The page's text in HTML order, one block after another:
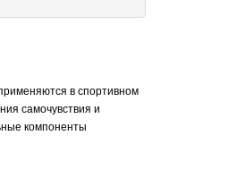
в спортивном
самочувствия и
компоненты